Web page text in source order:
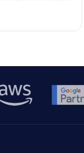
und Ihren Umsatz